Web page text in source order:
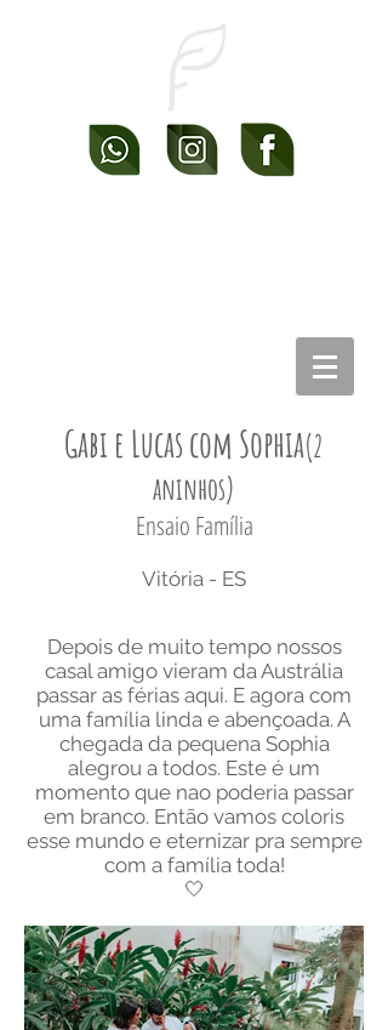
Gabi e Lucas com Sophia(2
aninhos)
Ensaio Família
Vitória - ES
Depois de muito tempo nossos
casal amigo vieram da Austrália
passar as férias aqui. E agora com
uma família linda e abençoada. A
chegada da pequena Sophia
alegrou a todos. Este é um
momento que nao poderia passar
em branco. Então vamos coloris
esse mundo e eternizar pra sempre
com a família toda!
​🤍